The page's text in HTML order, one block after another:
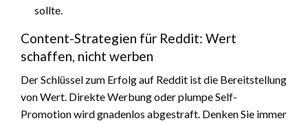
sollte.
Content-Strategien für Reddit: Wert
schaffen, nicht werben
Der Schlüssel zum Erfolg auf Reddit ist die Bereitstellung
von Wert. Direkte Werbung oder plumpe Self-
Promotion wird gnadenlos abgestraft. Denken Sie immer